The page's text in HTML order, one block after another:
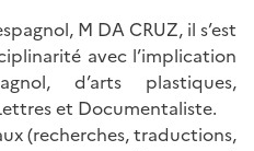
M DA CRUZ, il s’est
avec l’implication
d’arts plastiques,
et Documentaliste.
(recherches, traductions,